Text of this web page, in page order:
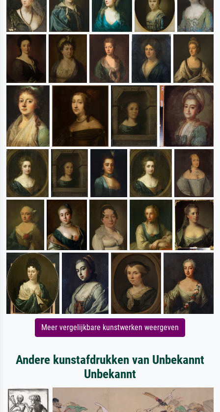
Meer vergelijkbare kunstwerken weergeven
Andere kunstafdrukken van Unbekannt
Unbekannt